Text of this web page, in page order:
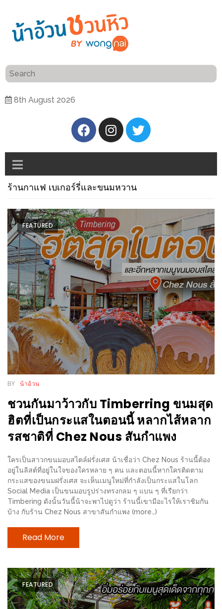
8th August 2026
แนะนำ
ติดต่อ
อ้วน
WONGNAI.COM
นโยบาย
ความ
เป็น
ส่วน
ตัว
ศิริ
ปัน
เชียงใหม่
#มา
เดิน
เล่น
กัน
มั้ย
ใน
ฐานะ
อะไร
ก็ได้
…
ที่
ครบ
ครั้ง
ชิ
ลล์
ชิม
ที่
MARKET
FESTIVAL
10
ร้าน
พ่อ
ร้านกาแฟ เบเกอร์รี่และขนมหวาน
FEATURED
BY น้าอ้วน
ชวนกันมาว้าวกับ Timberring ขนมสุด
ฮิตที่เป็นกระแสในตอนนี้ หลากไส้หลาก
รสชาติที่ Chez Nous สันกำแพง
ใครเป็นสาวกขนมอบสไตล์ฝรั่งเศส น้าเชื่อว่า Chez Nous ร้านนี้ต้อง
อยู่ในลิสต์ที่อยู่ในใจของใครหลาย ๆ คน และตอนนี้หากใครติดตาม
กระแสของขนมฝรั่งเศส จะเห็นเมนูใหม่ที่กำลังเป็นกระแสในโลก
Social Media เป็นขนมอบรูปร่างทรงกลม ๆ แบน ๆ ที่เรียกว่า
Timbering ดังนั้นวันนี้น้าจะพาไปดูว่า ร้านนี้เขามีอะไรให้เราชิมกัน
บ้าง กับร้าน Chez Nous สาขาสันกำแพง (more…)
Read More
FEATURED